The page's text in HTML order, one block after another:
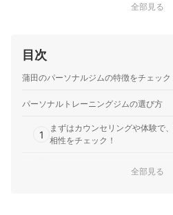
寧に教えていただけました。運
トゥエンティーフォーセブンホ
テンションの高いプロの本格的
ービスの良かった点】 大宮店に
て、トレーナーに教えてもらえ
しいフォームでできているか見
全部見る
目次
蒲田のパーソナルジムの特徴をチェック
パーソナルトレーニングジムの選び方
1
まずはカウンセリングや体験で
相性をチェック！
目的や通いたい期間に合わせて
全部見る